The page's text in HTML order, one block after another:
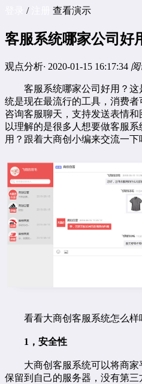
/注册 查看演示
客服系统哪家公司好
观点分析· 2020-01-15 16:17:34
客服系统哪家公司好用？
统是现在最流行的工具，消费者
咨询客服聊天，支持发送表情
以理解的是很多人想要做客服
用？跟着大商创小编来交流一下
看看大商创客服系统怎么样
1，安全性
大商创客服系统可以将商家
保留到自己的服务器，没有第